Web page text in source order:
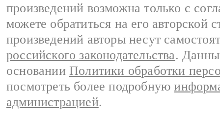
произведений возможна только с
можете обратиться на его авторской
произведений авторы несут
российского законодательства.
основании Политики обработки
посмотреть более подробную
администрацией.